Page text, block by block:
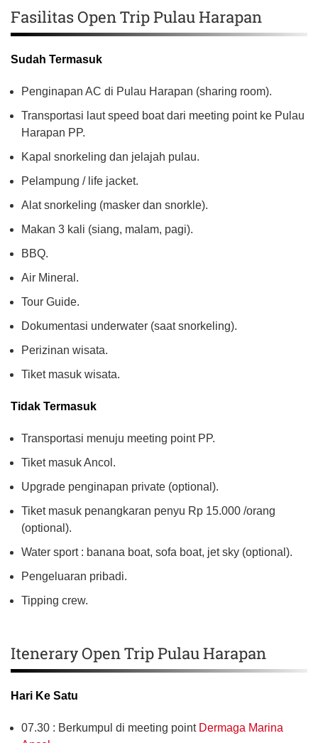
Fasilitas Open Trip Pulau Harapan
Sudah Termasuk
Penginapan AC di Pulau Harapan (sharing room).
Transportasi laut speed boat dari meeting point ke Pulau
Harapan PP.
Kapal snorkeling dan jelajah pulau.
Pelampung / life jacket.
Alat snorkeling (masker dan snorkle).
Makan 3 kali (siang, malam, pagi).
BBQ.
Air Mineral.
Tour Guide.
Dokumentasi underwater (saat snorkeling).
Perizinan wisata.
Tiket masuk wisata.
Tidak Termasuk
Transportasi menuju meeting point PP.
Tiket masuk Ancol.
Upgrade penginapan private (optional).
Tiket masuk penangkaran penyu Rp 15.000 /orang
(optional).
Water sport : banana boat, sofa boat, jet sky (optional).
Pengeluaran pribadi.
Tipping crew.
Itenerary Open Trip Pulau Harapan
Hari Ke Satu
07.30 : Berkumpul di meeting point Dermaga Marina